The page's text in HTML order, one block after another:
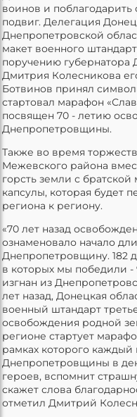
воинов и
подвиг. Делегация
Днепропетровской
макет военного
поручению губернатора
Дмитрия Колесникова
Ботвинов принял
стартовал марафон
посвящен 70 - летию
Днепропетровщины.
Также во время
Межевского района
горсть земли с
капсулы, которая будет
региона к региону.
«70 лет назад
ознаменовало начало
Днепропетровщину. 182
в которых мы победили -
изгнан из
лет назад, Донецкая
военный штандарт
освобождения родной
регионе стартует
рамках которого каждый
Днепропетровщины в
героев, вспомнит
скажет слова
отметил Дмитрий